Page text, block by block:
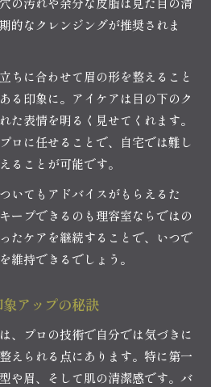
的なクレンジングが推奨されま
ちに合わせて眉の形を整えること
る印象に。アイケアは目の下のク
た表情を明るく見せてくれます。
ロに任せることで、自宅では難し
ることが可能です。
いてもアドバイスがもらえるた
ープできるのも理容室ならではの
たケアを継続することで、いつで
維持できるでしょう。
アップの秘訣
、プロの技術で自分では気づきに
えられる点にあります。特に第一
や眉、そして肌の清潔感です。バ